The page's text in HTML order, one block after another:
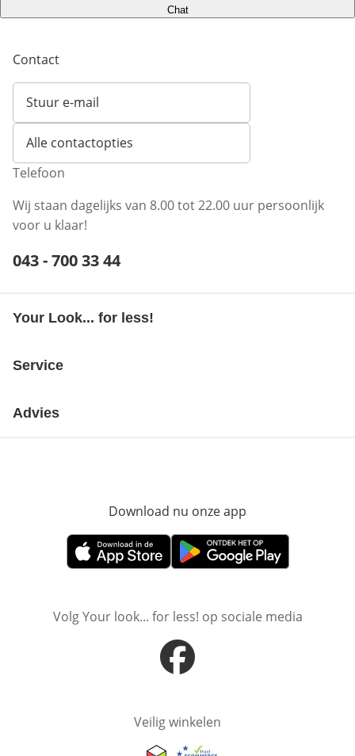
Chat
Contact
Stuur e-mail
Opent e-mailclient
Alle contactopties
Telefoon
Wij staan dagelijks van 8.00 tot 22.00 uur persoonlijk
voor u klaar!
Telefoonnummer:
043 - 700 33 44
Your Look... for less!
Service
Advies
Download nu onze app
Opent in nieuw vensterOpent in nieuw venster
Volg Your look... for less! op sociale media
Opent in nieuw venster
Veilig winkelen